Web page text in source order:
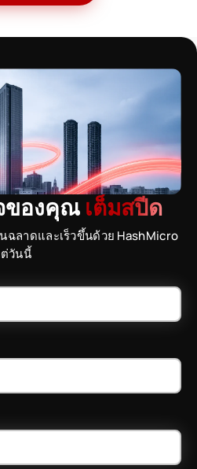
ของคุณ เต็มสปีด
ลาดและเร็วขึ้นด้วย HashMicro
วันนี้